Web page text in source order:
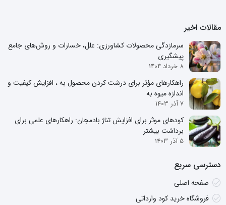
مقالات اخیر
سرمازدگی محصولات کشاورزی: علل، خسارات و روش‌های جامع
پیشگیری
8 خرداد 1404
راهکارهای مؤثر برای درشت کردن محصول به ، افزایش کیفیت و
اندازه میوه به
7 آذر 1403
کودهای موثر برای افزایش تناژ بادمجان: راهکارهای علمی برای
برداشت بیشتر
5 آذر 1403
دسترسی سریع
صفحه اصلی
فروشگاه خرید کود وارداتی